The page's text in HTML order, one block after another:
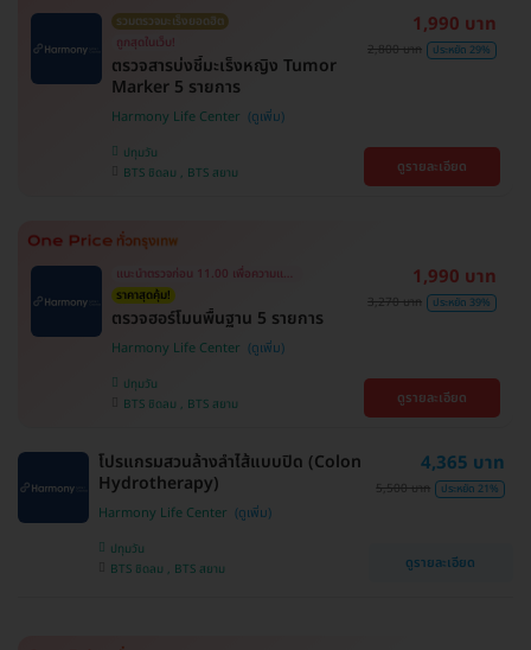
รวมตรวจมะเร็งยอดฮิต
ถูกสุดในเว็บ!
ตรวจสารบ่งชี้มะเร็งหญิง Tumor
Marker 5 รายการ
Harmony Life Center
ปทุมวัน
BTS ชิดลม , BTS สยาม
1,990 บาท
2,800 บาท ประหยัด 29%
ดูรายละเอียด
แนะนำตรวจก่อน 11.00 เพื่อความแม่นยำ
ราคาสุดคุ้ม!
ตรวจฮอร์โมนพื้นฐาน 5 รายการ
Harmony Life Center
ปทุมวัน
BTS ชิดลม , BTS สยาม
1,990 บาท
3,270 บาท ประหยัด 39%
ดูรายละเอียด
โปรแกรมสวนล้างลำไส้แบบปิด (Colon
Hydrotherapy)
Harmony Life Center
ปทุมวัน
BTS ชิดลม , BTS สยาม
4,365 บาท
5,500 บาท ประหยัด 21%
ดูรายละเอียด